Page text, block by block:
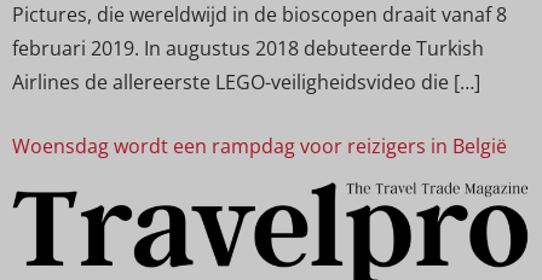
Pictures, die wereldwijd in de bioscopen draait vanaf 8
februari 2019. In augustus 2018 debuteerde Turkish
Airlines de allereerste LEGO-veiligheidsvideo die […]
Woensdag wordt een rampdag voor reizigers in België